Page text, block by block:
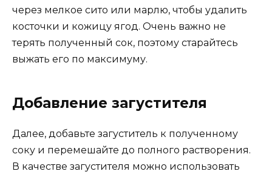
через мелкое сито или марлю, чтобы удалить
косточки и кожицу ягод. Очень важно не
терять полученный сок, поэтому старайтесь
выжать его по максимуму.
Добавление загустителя
Далее, добавьте загуститель к полученному
соку и перемешайте до полного растворения.
В качестве загустителя можно использовать